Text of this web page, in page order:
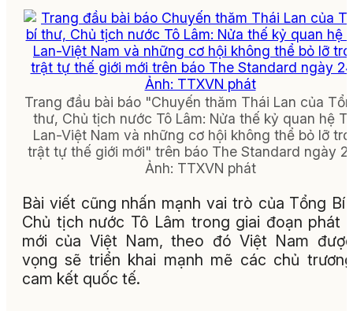
Trang đầu bài báo "Chuyến thăm Thái Lan của
thư, Chủ tịch nước Tô Lâm: Nửa thế kỷ quan hệ
Lan-Việt Nam và những cơ hội không thể bỏ lỡ
trật tự thế giới mới" trên báo The Standard ngày
Ảnh: TTXVN phát
Bài viết cũng nhấn mạnh vai trò của Tổng Bí
Chủ tịch nước Tô Lâm trong giai đoạn phát
mới của Việt Nam, theo đó Việt Nam
vọng sẽ triển khai mạnh mẽ các chủ
cam kết quốc tế.